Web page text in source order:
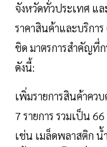
จังหวัดทั่วประเทศ แ
ราคาสินค้าและบริกา
ชิด มาตรการสำคัญที่
ดังนี้:
เพิ่มรายการสินค้าคว
7 รายการ รวมเป็น
เช่น เมล็ดพลาสติก น้